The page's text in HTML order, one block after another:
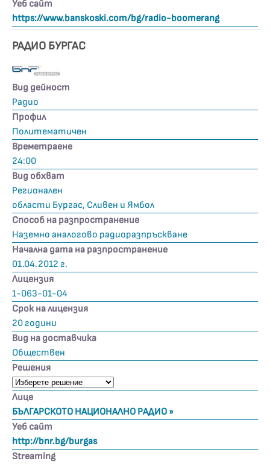
Уеб сайт
https://www.banskoski.com/bg/radio-boomerang
РАДИО БУРГАС
Вид дейност
Радио
Профил
Политематичен
Времетраене
24:00
Вид обхват
Регионален
области Бургас, Сливен и Ямбол
Способ на разпространение
Наземно аналогово радиоразпръскване
Начална дата на разпространение
01.04.2012 г.
Лицензия
1-063-01-04
Срок на лицензия
20 години
Вид на доставчика
Обществен
Решения
Лице
БЪЛГАРСКОТО НАЦИОНАЛНО РАДИО »
Уеб сайт
http://bnr.bg/burgas
Streaming